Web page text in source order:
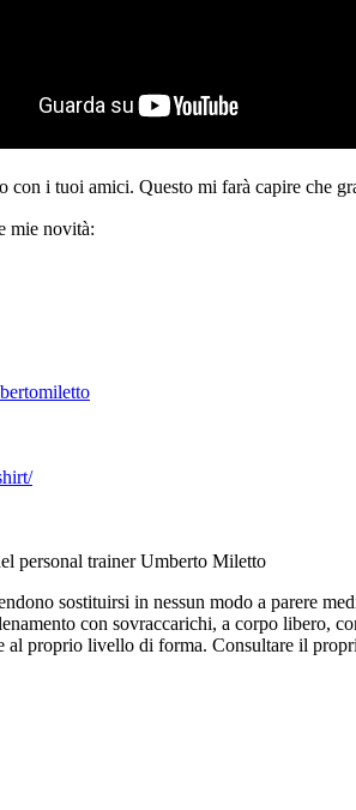
i tuoi amici. Questo mi farà capire che
mie novità:
personal trainer Umberto Miletto
sostituirsi in nessun modo a parere
con sovraccarichi, a corpo libero,
al proprio livello di forma. Consultare il